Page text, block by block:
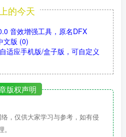
的今天
音效增强工具，原名DFX
文版 (0)
适应手机版/盒子版，可自定义
版权声明
，仅供大家学习与参考，如有侵